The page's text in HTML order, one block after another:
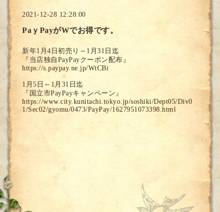
2021-12-28 12:28:00
PaｙPayがWでお得です。
新年1月4日初売り～1月31日迄
『当店独自PayPayクーポン配布』
https://s.paypay.ne.jp/WtCBi
1月5日～1月31日迄
『国立市PayPayキャンペーン』
https://www.city.kunitachi.tokyo.jp/soshiki/Dept05/Div0
1/Sec02/gyomu/0473/PayPay/1627951073398.html